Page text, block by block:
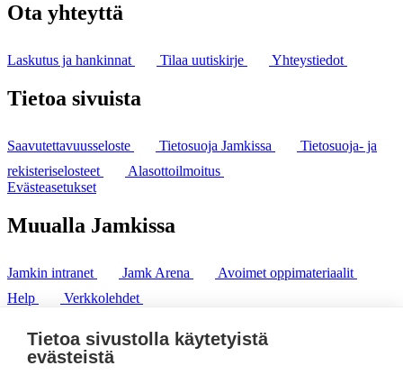
Ota yhteyttä
Laskutus ja hankinnat Tilaa uutiskirje Yhteystiedot
Tietoa sivuista
Saavutettavuusseloste Tietosuoja Jamkissa
Tietosuoja- ja
rekisteriselosteet
Alasottoilmoitus
Evästeasetukset
Muualla Jamkissa
Jamkin intranet Jamk Arena
Avoimet oppimateriaalit
Help
Verkkolehdet
puh. +358 20 743 8100
fax. +358 14 449 9694
Tietoa sivustolla käytetyistä
evästeistä